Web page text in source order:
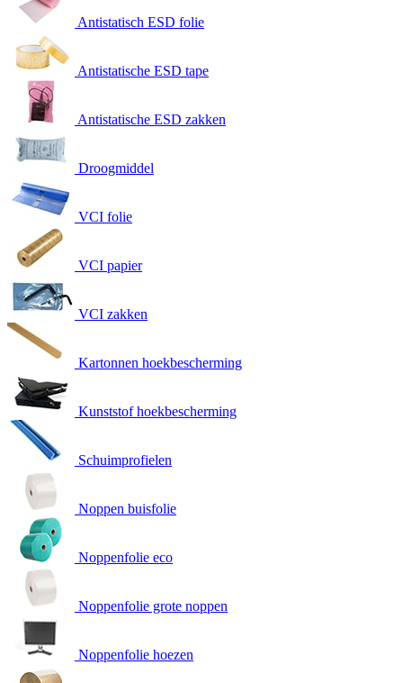
Antistatisch ESD folie
Antistatische ESD tape
Antistatische ESD zakken
Droogmiddel
VCI folie
VCI papier
VCI zakken
Kartonnen hoekbescherming
Kunststof hoekbescherming
Schuimprofielen
Noppen buisfolie
Noppenfolie eco
Noppenfolie grote noppen
Noppenfolie hoezen